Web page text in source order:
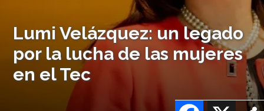
Lumi Velázquez: un legado
por la lucha de las mujeres
en el Tec
X
Facebook